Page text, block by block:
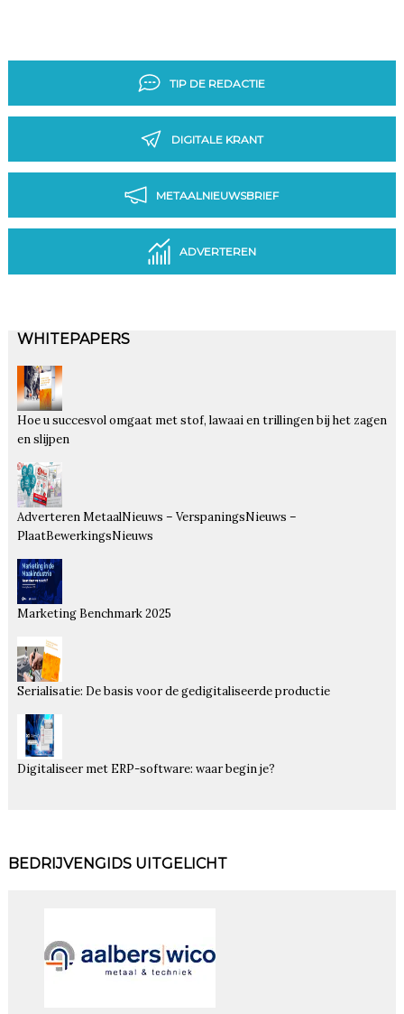
TIP DE REDACTIE
DIGITALE KRANT
METAALNIEUWSBRIEF
ADVERTEREN
WHITEPAPERS
Hoe u succesvol omgaat met stof, lawaai en trillingen bij het zagen
en slijpen
Adverteren MetaalNieuws – VerspaningsNieuws –
PlaatBewerkingsNieuws
Marketing Benchmark 2025
Serialisatie: De basis voor de gedigitaliseerde productie
Digitaliseer met ERP-software: waar begin je?
BEDRIJVENGIDS UITGELICHT